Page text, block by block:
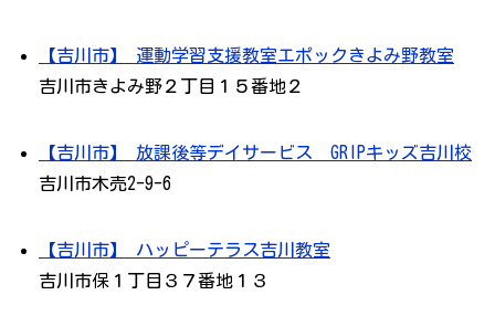
【吉川市】 運動学習支援教室エポックきよみ野教室
吉川市きよみ野２丁目１５番地２
【吉川市】 放課後等デイサービス GRIPキッズ吉川校
吉川市木売2-9-6
【吉川市】 ハッピーテラス吉川教室
吉川市保１丁目３７番地１３